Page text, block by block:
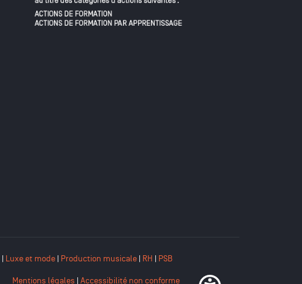
| Luxe et mode| Production musicale| RH | PSB
Mentions légales Accessibilité non conforme